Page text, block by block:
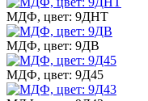
МДФ, цвет: 9ДНТ
МДФ, цвет: 9ДВ
МДФ, цвет: 9Д45